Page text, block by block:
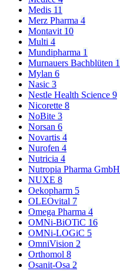
Medis 11
Merz Pharma 4
Montavit 10
Multi 4
Mundipharma 1
Murnauers Bachblüten 1
Mylan 6
Nasic 3
Nestle Health Science 9
Nicorette 8
NoBite 3
Norsan 6
Novartis 4
Nurofen 4
Nutricia 4
Nutropia Pharma GmbH
NUXE 8
Oekopharm 5
OLEOvital 7
Omega Pharma 4
OMNi-BiOTiC 16
OMNi-LOGiC 5
OmniVision 2
Orthomol 8
Osanit-Osa 2